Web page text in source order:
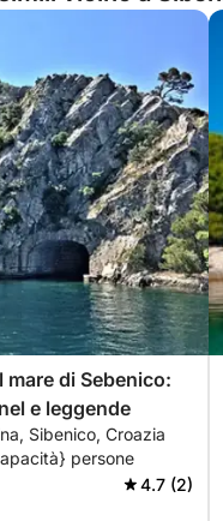
mare di Sebenico:
e leggende
Sibenico, Croazia
persone
4.7 (2)